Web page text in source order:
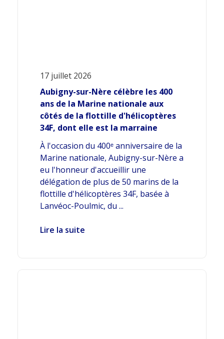
17 juillet 2026
Aubigny-sur-Nère célèbre les 400
ans de la Marine nationale aux
côtés de la flottille d'hélicoptères
34F, dont elle est la marraine
À l'occasion du 400ᵉ anniversaire de la
Marine nationale, Aubigny-sur-Nère a
eu l'honneur d'accueillir une
délégation de plus de 50 marins de la
flottille d'hélicoptères 34F, basée à
Lanvéoc-Poulmic, du ...
Lire la suite